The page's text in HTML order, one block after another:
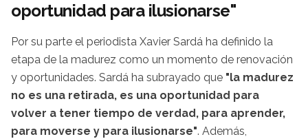
oportunidad para ilusionarse"
Por su parte el periodista Xavier Sardá ha definido la
etapa de la madurez como un momento de renovación
y oportunidades. Sardá ha subrayado que "la madurez
no es una retirada, es una oportunidad para
volver a tener tiempo de verdad, para aprender,
para moverse y para ilusionarse". Además,